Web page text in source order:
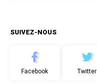
SUIVEZ-NOUS
Facebook Twitter